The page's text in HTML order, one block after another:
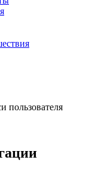
пользователя